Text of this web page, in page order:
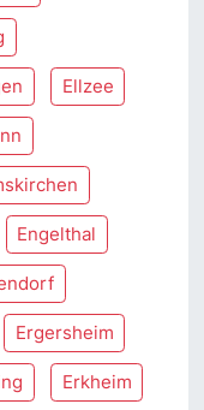
Ellzee
Engelthal
Ergersheim
Erkheim